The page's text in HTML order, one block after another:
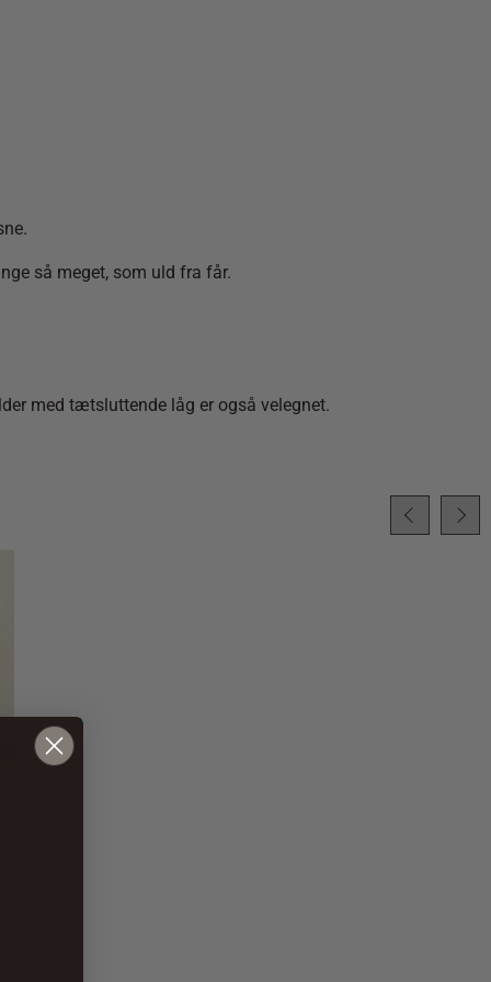
så meget, som uld fra får.
med tætsluttende låg er også velegnet.